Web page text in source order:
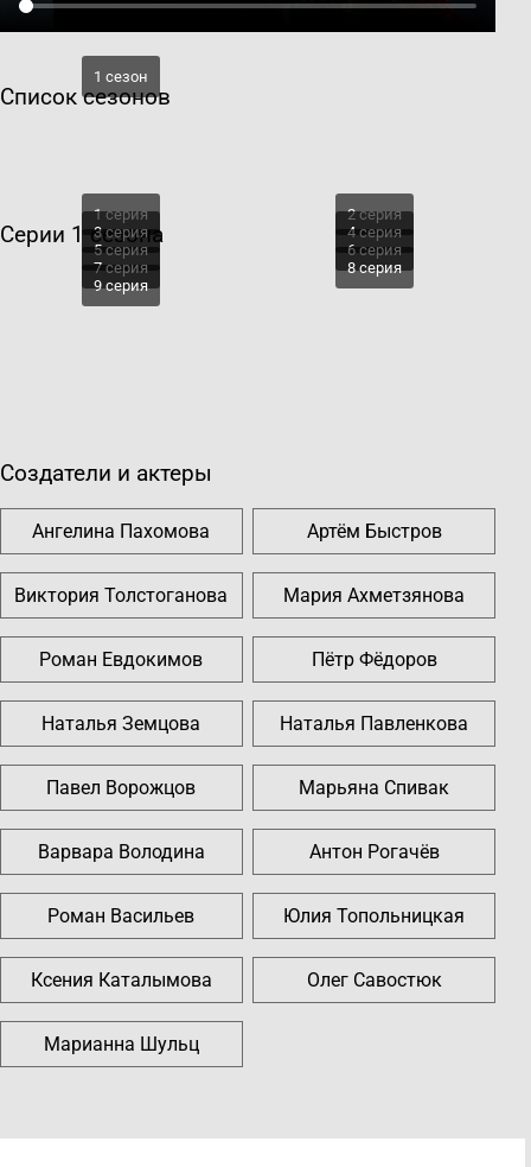
Список сезонов
1 сезон
Серии 1 сезона
1 серия
2 серия
3 серия
4 серия
5 серия
6 серия
7 серия
8 серия
9 серия
Создатели и актеры
Ангелина Пахомова Артём Быстров
Виктория Толстоганова Мария Ахметзянова
Роман Евдокимов Пётр Фёдоров
Наталья Земцова Наталья Павленкова
Павел Ворожцов Марьяна Спивак
Варвара Володина Антон Рогачёв
Роман Васильев Юлия Топольницкая
Ксения Каталымова Олег Савостюк
Марианна Шульц